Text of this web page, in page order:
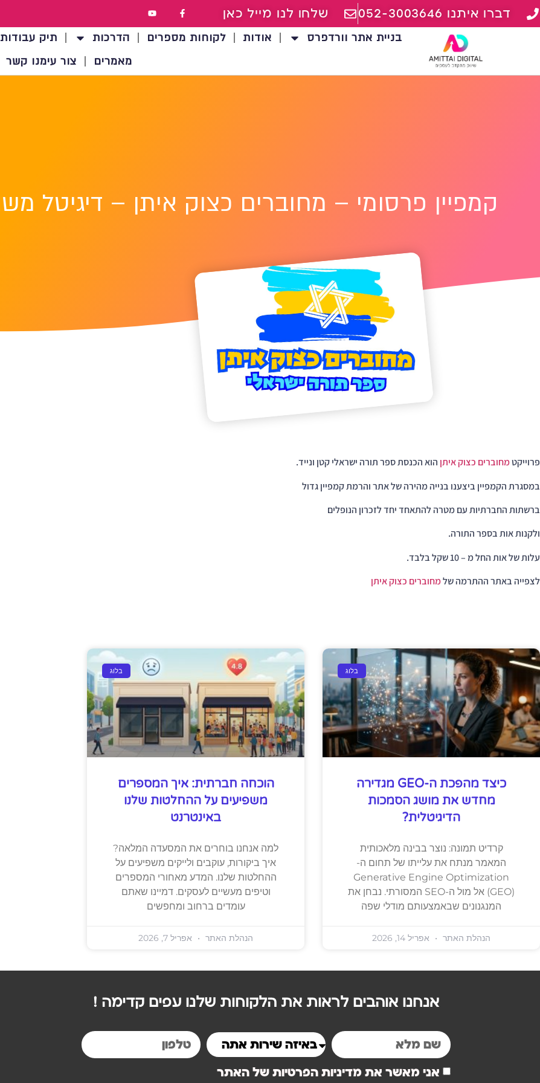
דברו איתנו 052-3003646 שלחו לנו מייל כאן
בניית אתר וורדפרס אודות לקוחות מספרים הדרכות תיק עבודות
מאמרים
צור עימנו קשר
קמפיין פרסומי – מחוברים כצוק איתן – דיגיטל
פרוייקטמחוברים כצוק איתן הוא הכנסת ספר תורה ישראלי קטן ונייד.
במסגרת הקמפיין ביצענו בנייה מהירה של אתר והרמת קמפיין גדול
ברשתות החברתיות עם מטרה להתאחד יחד לזכרון הנופלים
ולקנות אות בספר התורה.
עלות של אות החל מ – 10 שקל בלבד.
לצפייה באתר ההתרמה שלמחוברים כצוק איתן
בלוג
כיצד מהפכת ה-GEO מגדירה
מחדש את מושג הסמכות
הדיגיטלית?
קרדיט תמונה: נוצר בבינה מלאכותית
המאמר מנתח את עלייתו של תחום ה-
Generative Engine Optimization
(GEO) אל מול ה-SEO המסורתי. נבחן את
המנגנונים שבאמצעותם מודלי שפה
הנהלת האתר אפריל 14, 2026
בלוג
הוכחה חברתית: איך המספרים
משפיעים על ההחלטות שלנו
באינטרנט
למה אנחנו בוחרים את המסעדה המלאה?
איך ביקורות, עוקבים ולייקים משפיעים על
ההחלטות שלנו. המדע מאחורי המספרים
וטיפים מעשיים לעסקים. דמיינו שאתם
עומדים ברחוב ומחפשים
הנהלת האתר אפריל 7, 2026
אנחנו אוהבים לראות את הלקוחות שלנו עפים קדימה !
אני מאשר את מדיניות הפרטיות של האתר